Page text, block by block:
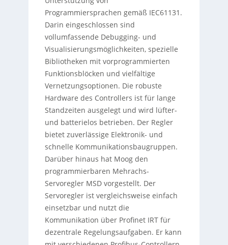
Programmiersprachen gemäß IEC61131.
Darin eingeschlossen sind
vollumfassende Debugging- und
Visualisierungsmöglichkeiten, spezielle
Bibliotheken mit vorprogrammierten
Funktionsblöcken und vielfältige
Vernetzungsoptionen. Die robuste
Hardware des Controllers ist für lange
Standzeiten ausgelegt und wird lüfter-
und batterielos betrieben. Der Regler
bietet zuverlässige Elektronik- und
schnelle Kommunikationsbaugruppen.
Darüber hinaus hat Moog den
programmierbaren Mehrachs-
Servoregler MSD vorgestellt. Der
Servoregler ist vergleichsweise einfach
einsetzbar und nutzt die
Kommunikation über Profinet IRT für
dezentrale Regelungsaufgaben. Er kann